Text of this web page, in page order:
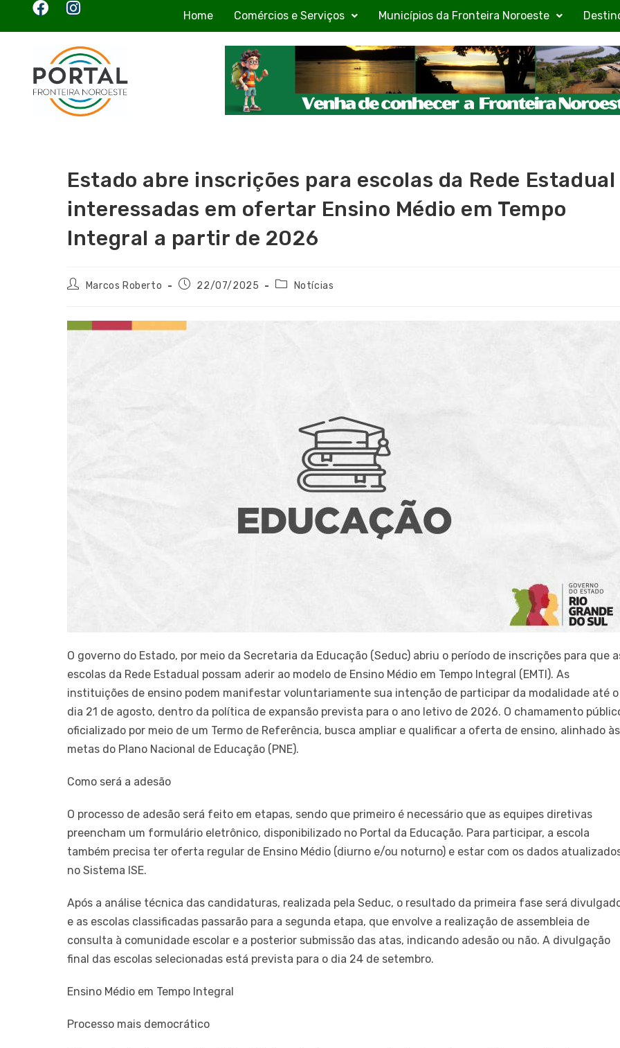
Home Comércios e Serviços Municípios da Fronteira Noroeste
Estado abre inscrições para escolas da Rede Estadual
interessadas em ofertar Ensino Médio em Tempo
Integral a partir de 2026
Marcos Roberto 22/07/2025 Notícias
O governo do Estado, por meio da Secretaria da Educação (Seduc) abriu o período de inscrições para que
escolas da Rede Estadual possam aderir ao modelo de Ensino Médio em Tempo Integral (EMTI). As
instituições de ensino podem manifestar voluntariamente sua intenção de participar da modalidade até o
dia 21 de agosto, dentro da política de expansão prevista para o ano letivo de 2026. O chamamento
oficializado por meio de um Termo de Referência, busca ampliar e qualificar a oferta de ensino, alinhado às
metas do Plano Nacional de Educação (PNE).
Como será a adesão
O processo de adesão será feito em etapas, sendo que primeiro é necessário que as equipes diretivas
preencham um formulário eletrônico, disponibilizado no Portal da Educação. Para participar, a escola
também precisa ter oferta regular de Ensino Médio (diurno e/ou noturno) e estar com os dados
no Sistema ISE.
Após a análise técnica das candidaturas, realizada pela Seduc, o resultado da primeira fase será
e as escolas classificadas passarão para a segunda etapa, que envolve a realização de assembleia de
consulta à comunidade escolar e a posterior submissão das atas, indicando adesão ou não. A divulgação
final das escolas selecionadas está prevista para o dia 24 de setembro.
Ensino Médio em Tempo Integral
Processo mais democrático